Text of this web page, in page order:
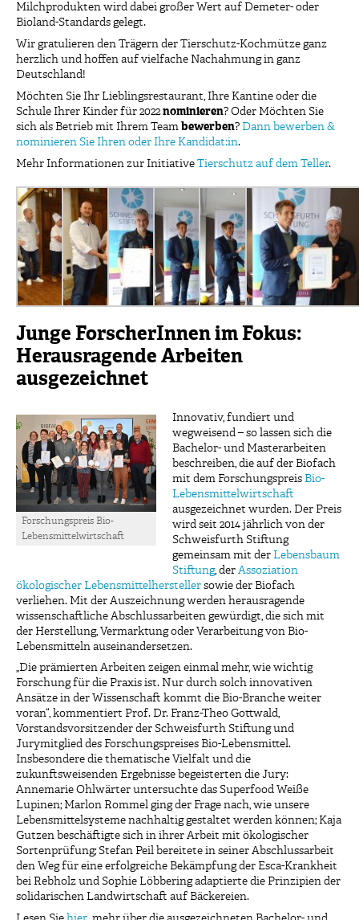
Milchprodukten wird dabei großer Wert auf Demeter- oder
Bioland-Standards gelegt.
Wir gratulieren den Trägern der Tierschutz-Kochmütze ganz
herzlich und hoffen auf vielfache Nachahmung in ganz
Deutschland!
Möchten Sie Ihr Lieblingsrestaurant, Ihre Kantine oder die
Schule Ihrer Kinder für 2022nominieren? Oder Möchten Sie
sich als Betrieb mit Ihrem Team bewerben? Dann bewerben &
nominieren Sie Ihren oder Ihre Kandidat:in.
Mehr Informationen zur Initiative Tierschutz auf dem Teller.
Junge ForscherInnen im Fokus:
Herausragende Arbeiten
ausgezeichnet
Forschungspreis Bio-
Lebensmittelwirtschaft
Innovativ, fundiert und
wegweisend – so lassen sich die
Bachelor- und Masterarbeiten
beschreiben, die auf der Biofach
mit dem Forschungspreis Bio-
Lebensmittelwirtschaft
ausgezeichnet wurden. Der Preis
wird seit 2014 jährlich von der
Schweisfurth Stiftung
gemeinsam mit der Lebensbaum
Stiftung, der Assoziation
ökologischer Lebensmittelhersteller sowie der Biofach
verliehen. Mit der Auszeichnung werden herausragende
wissenschaftliche Abschlussarbeiten gewürdigt, die sich mit
der Herstellung, Vermarktung oder Verarbeitung von Bio-
Lebensmitteln auseinandersetzen.
„Die prämierten Arbeiten zeigen einmal mehr, wie wichtig
Forschung für die Praxis ist. Nur durch solch innovativen
Ansätze in der Wissenschaft kommt die Bio-Branche weiter
voran“, kommentiert Prof. Dr. Franz-Theo Gottwald,
Vorstandsvorsitzender der Schweisfurth Stiftung und
Jurymitglied des Forschungspreises Bio-Lebensmittel.
Insbesondere die thematische Vielfalt und die
zukunftsweisenden Ergebnisse begeisterten die Jury:
Annemarie Ohlwärter untersuchte das Superfood Weiße
Lupinen; Marlon Rommel ging der Frage nach, wie unsere
Lebensmittelsysteme nachhaltig gestaltet werden können; Kaja
Gutzen beschäftigte sich in ihrer Arbeit mit ökologischer
Sortenprüfung; Stefan Peil bereitete in seiner Abschlussarbeit
den Weg für eine erfolgreiche Bekämpfung der Esca-Krankheit
bei Rebholz und Sophie Löbbering adaptierte die Prinzipien der
solidarischen Landwirtschaft auf Bäckereien.